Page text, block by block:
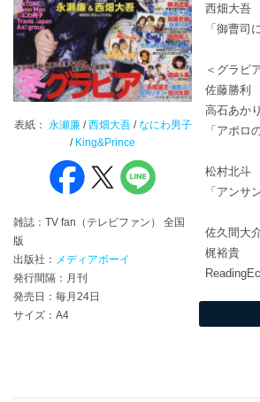
表紙： 永瀬廉 /西畑大吾 /なにわ男子
/ King&Prince
雑誌：TV fan（テレビファン） 全国
版
出版社： メディアボーイ
発行間隔：月刊
発売日：毎月24日
サイズ：A4
西畑大吾
「御曹司
＜グラビ
佐藤勝利
高石あかり
「アポロ
松村北斗
「アンサ
佐久間大
梶裕貴